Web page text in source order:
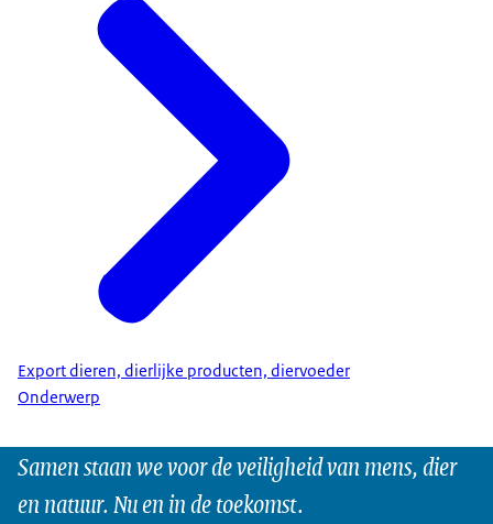
Export dieren, dierlijke producten, diervoeder
Onderwerp
Samen staan we voor de veiligheid van mens, dier
en natuur. Nu en in de toekomst.